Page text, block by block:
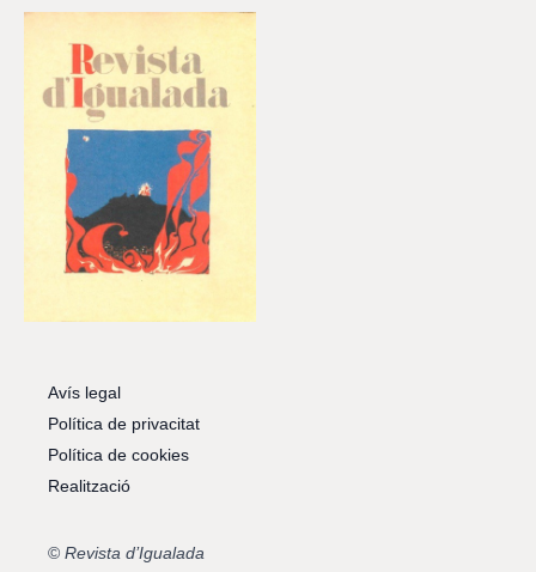
Avís legal
Política de privacitat
Política de cookies
Realització
© Revista d’Igualada